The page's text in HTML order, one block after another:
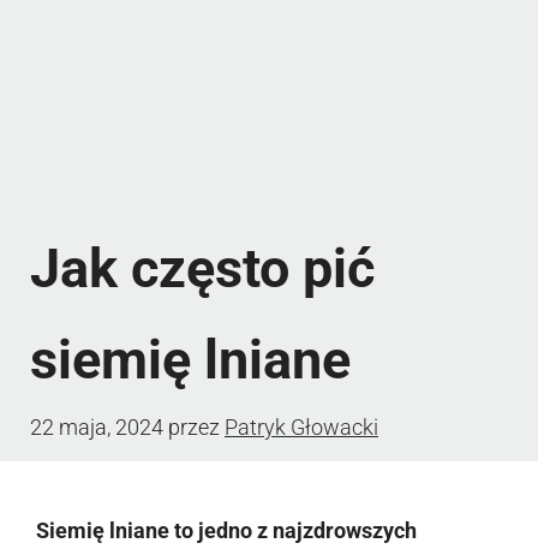
Jak często pić
siemię lniane
22 maja, 2024 przez Patryk Głowacki
Siemię lniane to jedno z najzdrowszych